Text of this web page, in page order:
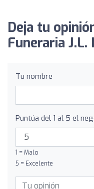
Deja tu
Funeraria J.L.
Tu nombre
Puntúa del 1 al 5 el
1 = Malo
5 = Excelente